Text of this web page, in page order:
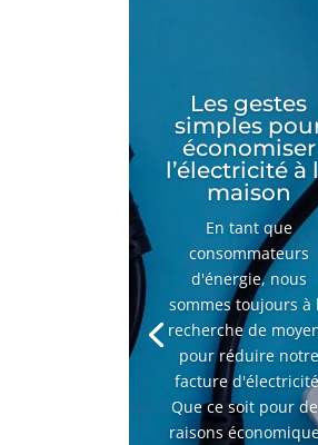
Les gestes
simples
économiser
l’électricité à
maison
En tant que
consommateurs
d'énergie, nous
sommes toujours à
recherche de
pour réduire notre
facture
Que ce soit pour
raisons